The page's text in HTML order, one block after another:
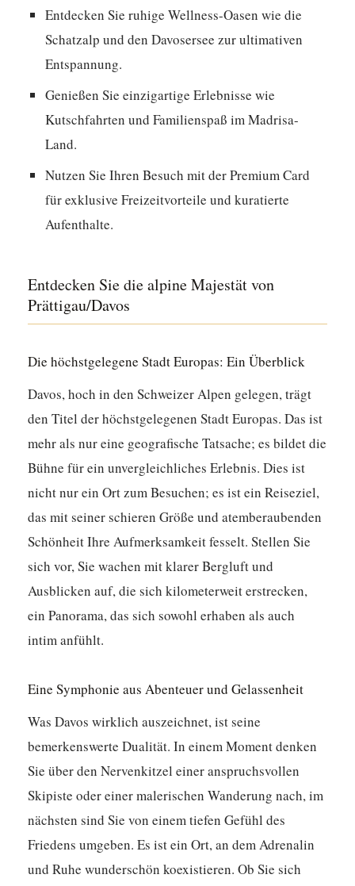
Entdecken Sie ruhige Wellness-Oasen wie die
Schatzalp und den Davosersee zur ultimativen
Entspannung.
Genießen Sie einzigartige Erlebnisse wie
Kutschfahrten und Familienspaß im Madrisa-
Land.
Nutzen Sie Ihren Besuch mit der Premium Card
für exklusive Freizeitvorteile und kuratierte
Aufenthalte.
Entdecken Sie die alpine Majestät von
Prättigau/Davos
Die höchstgelegene Stadt Europas: Ein Überblick
Davos, hoch in den Schweizer Alpen gelegen, trägt
den Titel der höchstgelegenen Stadt Europas. Das ist
mehr als nur eine geografische Tatsache; es bildet die
Bühne für ein unvergleichliches Erlebnis. Dies ist
nicht nur ein Ort zum Besuchen; es ist ein Reiseziel,
das mit seiner schieren Größe und atemberaubenden
Schönheit Ihre Aufmerksamkeit fesselt. Stellen Sie
sich vor, Sie wachen mit klarer Bergluft und
Ausblicken auf, die sich kilometerweit erstrecken,
ein Panorama, das sich sowohl erhaben als auch
intim anfühlt.
Eine Symphonie aus Abenteuer und Gelassenheit
Was Davos wirklich auszeichnet, ist seine
bemerkenswerte Dualität. In einem Moment denken
Sie über den Nervenkitzel einer anspruchsvollen
Skipiste oder einer malerischen Wanderung nach, im
nächsten sind Sie von einem tiefen Gefühl des
Friedens umgeben. Es ist ein Ort, an dem Adrenalin
und Ruhe wunderschön koexistieren. Ob Sie sich